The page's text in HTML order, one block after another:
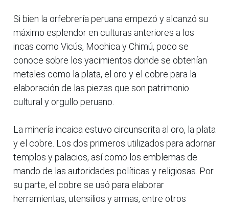
Si bien la orfebrería peruana empezó y alcanzó su
máximo esplendor en culturas anteriores a los
incas como Vicús, Mochica y Chimú, poco se
conoce sobre los yacimientos donde se obtenían
metales como la plata, el oro y el cobre para la
elaboración de las piezas que son patrimonio
cultural y orgullo peruano.
La minería incaica estuvo circunscrita al oro, la plata
y el cobre. Los dos primeros utilizados para adornar
templos y palacios, así como los emblemas de
mando de las autoridades políticas y religiosas. Por
su parte, el cobre se usó para elaborar
herramientas, utensilios y armas, entre otros